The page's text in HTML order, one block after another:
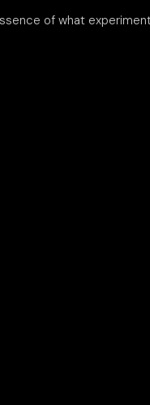
of what